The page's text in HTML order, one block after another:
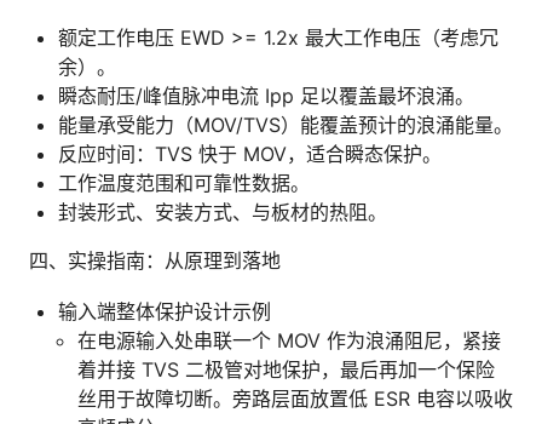
额定工作电压 EWD >= 1.2x 最大工作电压（考虑冗
余）。
瞬态耐压/峰值脉冲电流 Ipp 足以覆盖最坏浪涌。
能量承受能力（MOV/TVS）能覆盖预计的浪涌能量。
反应时间：TVS 快于 MOV，适合瞬态保护。
工作温度范围和可靠性数据。
封装形式、安装方式、与板材的热阻。
四、实操指南：从原理到落地
输入端整体保护设计示例
在电源输入处串联一个 MOV 作为浪涌阻尼，紧接
着并接 TVS 二极管对地保护，最后再加一个保险
丝用于故障切断。旁路层面放置低 ESR 电容以吸收